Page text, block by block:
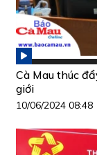
Cà Mau thúc
giới
10/06/2024 08:48